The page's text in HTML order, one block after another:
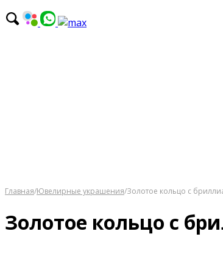
Главная/Ювелирные украшения/Золотое кольцо с
Золотое кольцо с